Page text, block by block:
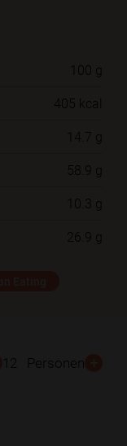
100 g
405 kcal
14.7 g
58.9 g
10.3 g
26.9 g
12 Personen